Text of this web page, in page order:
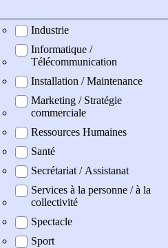
Industrie
Informatique /
Télécommunication
Installation / Maintenance
Marketing / Stratégie
commerciale
Ressources Humaines
Santé
Secrétariat / Assistanat
Services à la personne / à la
collectivité
Spectacle
Sport